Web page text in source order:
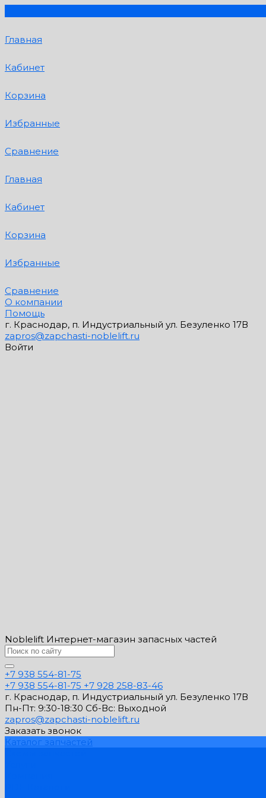
Главная
Кабинет
Корзина
Избранные
Сравнение
Главная
Кабинет
Корзина
Избранные
Сравнение
О компании
Помощь
г. Краснодар, п. Индустриальный ул. Безуленко 17В
zapros@zapchasti-noblelift.ru
Войти
Noblelift Интернет-магазин запасных частей
+7 938 554-81-75
+7 938 554-81-75 +7 928 258-83-46
г. Краснодар, п. Индустриальный ул. Безуленко 17В
Пн-Пт: 9:30-18:30 Cб-Вс: Выходной
zapros@zapchasti-noblelift.ru
Заказать звонок
Каталог запчастей